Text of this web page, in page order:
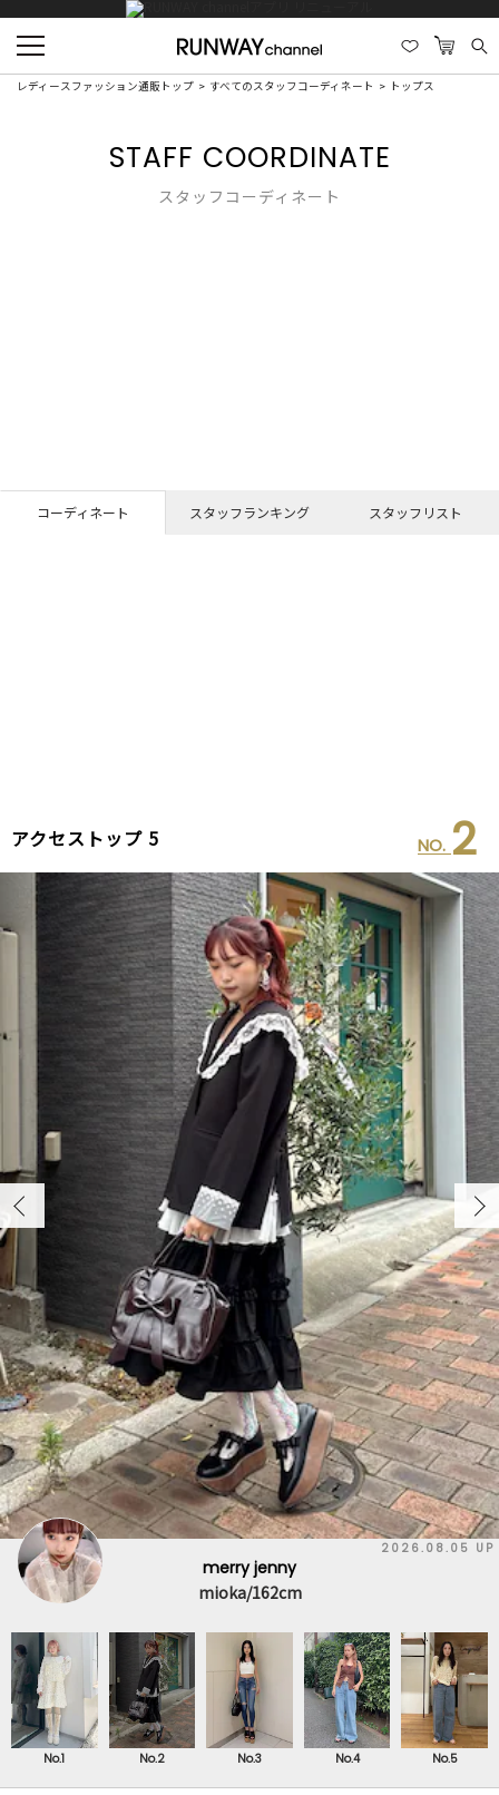
レディースファッション通販トップ すべてのスタッフコーディネート トップス
STAFF COORDINATE
スタッフコーディネート
コーディネート スタッフランキング スタッフリスト
アクセストップ 5 NO. 2
2026.08.05 UP
merry jenny
mioka/162cm
No.1 No.2 No.3 No.4 No.5